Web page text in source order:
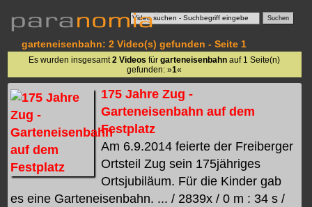
garteneisenbahn: 2 Video(s) gefunden - Seite 1
Es wurden insgesamt2 Videos fürgarteneisenbahn auf 1 Seite(n)
gefunden: »1«
175 Jahre Zug -
Garteneisenbahn auf dem
Festplatz
Am 6.9.2014 feierte der Freiberger
Ortsteil Zug sein 175jähriges
Ortsjubiläum. Für die Kinder gab
es eine Garteneisenbahn. ... / 2839x / 0 m : 34 s /